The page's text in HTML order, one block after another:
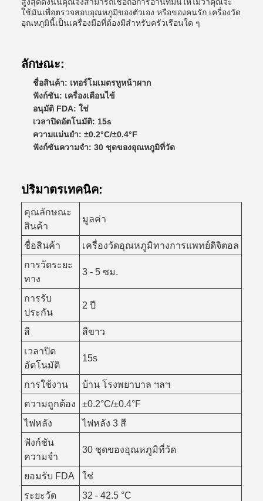
ใช้มันเพื่อตรวจสอบอุณหภูมิของตัวเอง หรือของคนรัก เครื่องวัด
อุณหภูมินี้เป็นเครื่องมือที่ต้องมีสําหรับครัวเรือนใด ๆ
ลักษณะ:
ชื่อสินค้า: เทอร์โมเมตรหูหน้าผาก
ฟังก์ชัน: เครื่องเตือนไข้
อนุมัติ FDA: ใช่
เวลาปิดอัตโนมัติ: 15s
ความแม่นยํา: ±0.2°C/±0.4°F
ฟังก์ชันความจํา: 30 ชุดของอุณหภูมิที่วัด
ปริมาตรเทคนิค:
คุณลักษณะ
สินค้า
มูลค่า
ชื่อสินค้า
เครื่องวัดอุณหภูมิทางการแพทย์ดิจิตอล
การวัดระยะ
ทาง
3 - 5 ซม.
การรับ
ประกัน
2 ปี
สี
สีขาว
เวลาปิด
อัตโนมัติ
15s
การใช้งาน
บ้าน โรงพยาบาล ฯลฯ
ความถูกต้อง
±0.2°C/±0.4°F
ไฟหลัง
ไฟหลัง 3 สี
ฟังก์ชัน
ความจํา
30 ชุดของอุณหภูมิที่วัด
ยอมรับ FDA
ใช่
ระยะวัด
32 - 42.5 °C